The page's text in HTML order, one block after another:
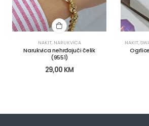
NAKIT, NARUKVICA
Narukvica nehrđajući čelik
(9551)
29,00 KM
NAKIT,